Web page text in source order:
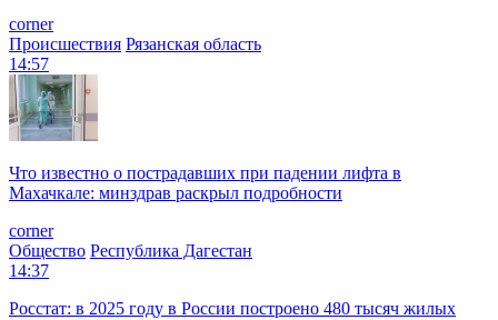
corner
Происшествия Рязанская область
14:57
Что известно о пострадавших при падении лифта в
Махачкале: минздрав раскрыл подробности
corner
Общество Республика Дагестан
14:37
Росстат: в 2025 году в России построено 480 тысяч жилых